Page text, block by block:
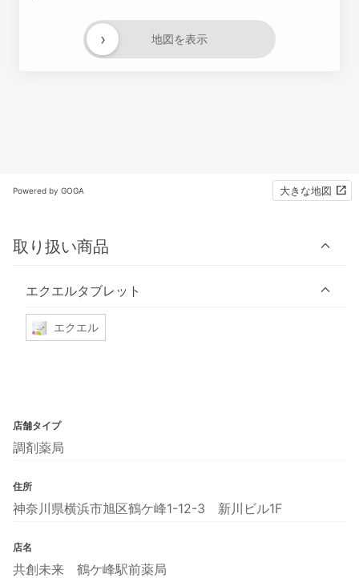
地図を表示
›
Powered by GOGA 大きな地図
取り扱い商品
エクエルタブレット
エクエル
店舗タイプ
調剤薬局
住所
神奈川県横浜市旭区鶴ケ峰1-12-3 新川ビル1F
店名
共創未来 鶴ケ峰駅前薬局